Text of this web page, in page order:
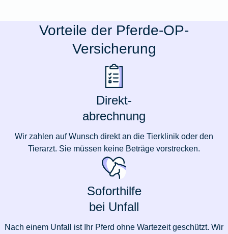
Vorteile der Pferde-OP-
Versicherung
Direkt-
abrechnung
Wir zahlen auf Wunsch direkt an die Tierklinik oder den
Tierarzt. Sie müssen keine Beträge vorstrecken.
Soforthilfe
bei Unfall
Nach einem Unfall ist Ihr Pferd ohne Wartezeit geschützt. Wir